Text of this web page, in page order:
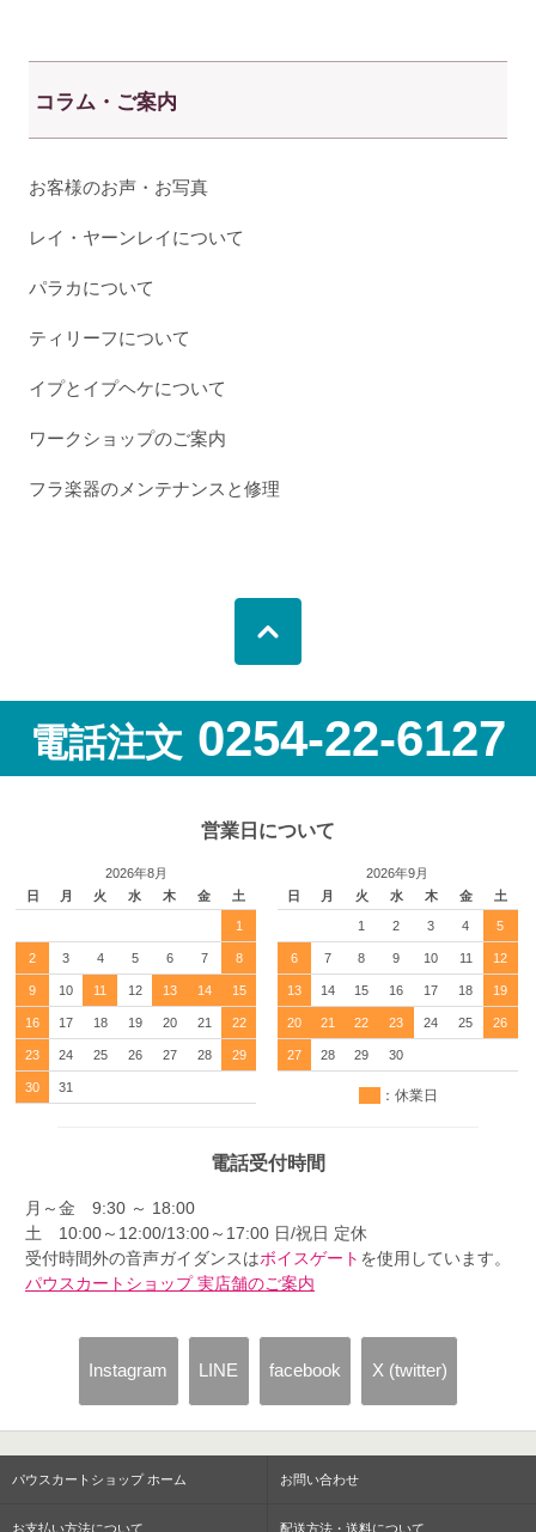
コラム・ご案内
お客様のお声・お写真
レイ・ヤーンレイについて
パラカについて
ティリーフについて
イプとイプヘケについて
ワークショップのご案内
フラ楽器のメンテナンスと修理
電話注文 0254-22-6127
営業日について
2026年8月
日
月 火 水 木 金 土
1
2 3 4 5 6 7 8
9 10 11 12 13 14 15
16 17 18 19 20 21 22
23 24 25 26 27 28 29
30 31
2026年9月
日
月 火 水 木 金 土
1 2 3 4 5
6 7 8 9 10 11 12
13 14 15 16 17 18 19
20 21 22 23 24 25 26
27 28 29 30
：休業日
電話受付時間
月～金 9:30 ～ 18:00
土 10:00～12:00/13:00～17:00 日/祝日 定休
受付時間外の音声ガイダンスはボイスゲート を使用しています。
パウスカートショップ 実店舗のご案内
Instagram LINE facebook X (twitter)
パウスカートショップ ホーム お問い合わせ
お支払い方法について 配送方法・送料について